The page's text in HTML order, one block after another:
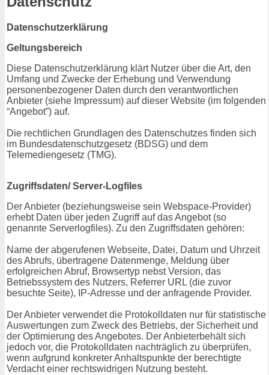
Datenschutzerklärung
Geltungsbereich
Diese Datenschutzerklärung klärt Nutzer über die Art, den
Umfang und Zwecke der Erhebung und Verwendung
personenbezogener Daten durch den verantwortlichen
Anbieter (siehe Impressum) auf dieser Website (im folgenden
“Angebot”) auf.
Die rechtlichen Grundlagen des Datenschutzes finden sich
im Bundesdatenschutzgesetz (BDSG) und dem
Telemediengesetz (TMG).
Zugriffsdaten/ Server-Logfiles
Der Anbieter (beziehungsweise sein Webspace-Provider)
erhebt Daten über jeden Zugriff auf das Angebot (so
genannte Serverlogfiles). Zu den Zugriffsdaten gehören:
Name der abgerufenen Webseite, Datei, Datum und Uhrzeit
des Abrufs, übertragene Datenmenge, Meldung über
erfolgreichen Abruf, Browsertyp nebst Version, das
Betriebssystem des Nutzers, Referrer URL (die zuvor
besuchte Seite), IP-Adresse und der anfragende Provider.
Der Anbieter verwendet die Protokolldaten nur für statistische
Auswertungen zum Zweck des Betriebs, der Sicherheit und
der Optimierung des Angebotes. Der Anbieterbehält sich
jedoch vor, die Protokolldaten nachträglich zu überprüfen,
wenn aufgrund konkreter Anhaltspunkte der berechtigte
Verdacht einer rechtswidrigen Nutzung besteht.